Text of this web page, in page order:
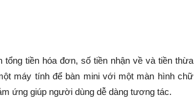
tiền hóa đơn, số tiền nhận về và tiền thừa
máy tính để bàn mini với một màn hình chữ
ứng giúp người dùng dễ dàng tương tác.